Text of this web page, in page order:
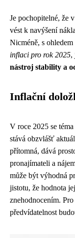
Je pochopitelné, že
vést k navýšení
Nicméně, s
inflaci pro rok 2025,
nástroj stability a
Inflační
V roce 2025 se
stává obzvlášť
přítomná, dává
pronajímateli a
může být výhodná
jistotu, že hodnota
znehodnocením. Pro
předvídatelnost